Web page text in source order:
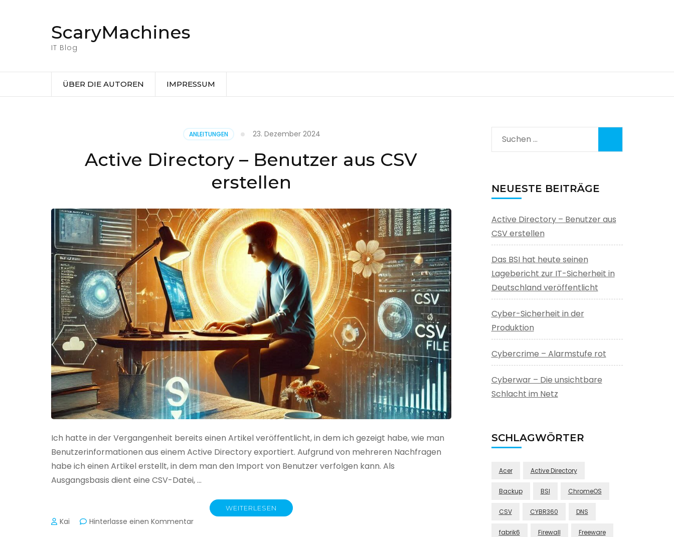
(Eingabetaste
ScaryMachines
IT Blog
ÜBER DIE AUTOREN IMPRESSUM
ANLEITUNGEN 23. Dezember 2024
Active Directory – Benutzer aus CSV
erstellen
Ich hatte in der Vergangenheit bereits einen Artikel veröffentlicht, in dem ich gezeigt habe, wie man
Benutzerinformationen aus einem Active Directory exportiert. Aufgrund von mehreren Nachfragen
habe ich einen Artikel erstellt, in dem man den Import von Benutzer verfolgen kann. Als
Ausgangsbasis dient eine CSV-Datei, …
WEITERLESEN
Kai Hinterlasse einen Kommentarzu
Suchen
nach:
NEUESTE BEITRÄGE
Active Directory – Benutzer aus
CSV erstellen
Das BSI hat heute seinen
Lagebericht zur IT-Sicherheit in
Deutschland veröffentlicht
Cyber-Sicherheit in der
Produktion
Cybercrime – Alarmstufe rot
Cyberwar – Die unsichtbare
Schlacht im Netz
SCHLAGWÖRTER
Acer Active Directory
Backup BSI ChromeOS
CSV CYBR360 DNS
fabrik6 Firewall Freeware